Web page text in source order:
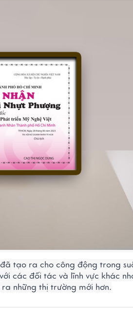
tạo ra cho công động trong
các đối tác và lĩnh vực khác
những thị trường mới hơn.